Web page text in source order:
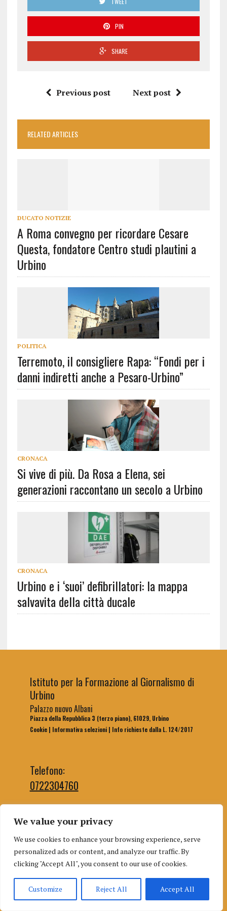
We value your privacy
We use cookies to enhance your browsing experience, serve
personalized ads or content, and analyze our traffic. By
clicking "Accept All", you consent to our use of cookies.
Customize Reject All Accept All
PIN
SHARE
Previous post Next post
RELATED ARTICLES
DUCATO NOTIZIE
A Roma convegno per ricordare Cesare
Questa, fondatore Centro studi plautini a
Urbino
POLITICA
Terremoto, il consigliere Rapa: “Fondi per i
danni indiretti anche a Pesaro-Urbino”
CRONACA
Si vive di più. Da Rosa a Elena, sei
generazioni raccontano un secolo a Urbino
CRONACA
Urbino e i ‘suoi’ defibrillatori: la mappa
salvavita della città ducale
Istituto per la Formazione al Giornalismo di
Urbino
Palazzo nuovo Albani
Piazza della Repubblica 3 (terzo piano), 61029, Urbino
Cookie| Informativa selezioni| Info richieste dalla L. 124/2017
Telefono:
0722304760
Email segreteria:
segreteriaifg@uniurb.it
Email redazione:
redazioneifgurbino@gmail.com